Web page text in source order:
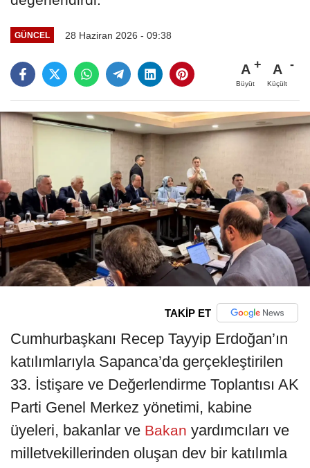
GÜNCEL 28 Haziran 2026 - 09:38
A
Büyüt
A
Küçült
TAKİP ET
Cumhurbaşkanı Recep Tayyip Erdoğan’ın
katılımlarıyla Sapanca’da gerçekleştirilen
33. İstişare ve Değerlendirme Toplantısı AK
Parti Genel Merkez yönetimi, kabine
üyeleri, bakanlar ve Bakan yardımcıları ve
milletvekillerinden oluşan dev bir katılımla